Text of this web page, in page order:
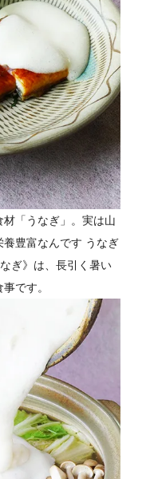
「うなぎ」。実は山
豊富なんです うなぎ
ぎ》は、長引く暑い
です。